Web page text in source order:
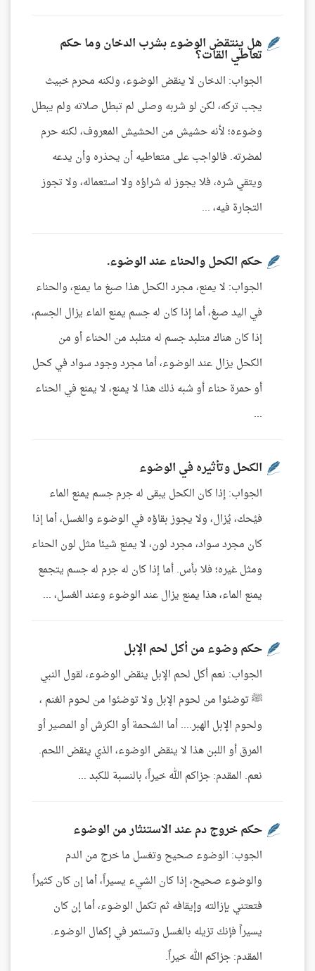
هل ينتقض الوضوء بشرب الدخان وما حكم
تعاطي القات؟
الجواب: الدخان لا ينقض الوضوء، ولكنه محرم خبيث
يجب تركه، لكن لو شربه وصلى لم تبطل صلاته ولم يبطل
وضوءه؛ لأنه حشيش من الحشيش المعروف، لكنه حرم
لمضرته. فالواجب على متعاطيه أن يحذره وأن يدعه
ويتقي شره، فلا يجوز له شراؤه ولا استعماله، ولا تجوز
التجارة فيه، ...
حكم الكحل والحناء عند الوضوء.
الجواب: لا يمنع، مجرد الكحل هذا صبغ ما يمنع، والحناء
في اليد صبغ، أما إذا كان له جسم يمنع الماء يزال الجسم،
إذا كان هناك متلبد جسم له متلبد من الحناء أو من
الكحل يزال عند الوضوء، أما مجرد وجود سواد في كحل
أو حمرة حناء أو شبه ذلك هذا لا يمنع، لا يمنع في الحناء
...
الكحل وتأثيره في الوضوء
الجواب: إذا كان الكحل يبقى له جرم جسم يمنع الماء
فيُحك، يُزال، ولا يجوز بقاؤه في الوضوء والغسل، أما إذا
كان مجرد سواد، مجرد لون، لا يمنع شيئا مثل لون الحناء
ومثل غيره؛ فلا بأس. أما إذا كان له جرم له جسم يتجمع
يمنع الماء، هذا يمنع يزال عند الوضوء وعند الغسل، ...
حكم وضوء من أكل لحم الإبل
الجواب: نعم أكل لحم الإبل ينقض الوضوء، لقول النبي
ﷺ توضئوا من لحوم الإبل ولا توضئوا من لحوم الغنم ،
ولحوم الإبل الهبر.... أما الشحمة أو الكرش أو المصير أو
المرق أو اللبن هذا لا ينقض الوضوء، الذي ينقض اللحم.
نعم. المقدم: جزاكم الله خيراً، بالنسبة للكبد ...
حكم خروج دم عند الاستنثار من الوضوء
الجوب: الوضوء صحيح وتغسل ما خرج من الدم
والوضوء صحيح، إذا كان الشيء يسيراً، أما إن كان كثيراً
فتعتني بإزالته وإيقافه ثم تكمل الوضوء، أما إن كان
يسيراً فإنك تزيله بالغسل وتستمر في إكمال الوضوء.
المقدم: جزاكم الله خيراً.